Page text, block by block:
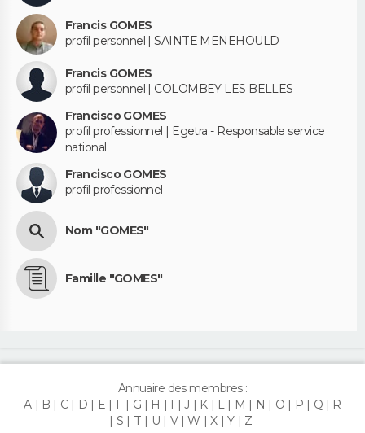
Francis GOMES
profil personnel | SAINTE MENEHOULD
Francis GOMES
profil personnel | COLOMBEY LES BELLES
Francisco GOMES
profil professionnel | Egetra - Responsable service
national
Francisco GOMES
profil professionnel
Nom "GOMES"
Famille "GOMES"
Annuaire des membres :
A
B C D E F G H J K L M N O P Q
R
S
T U V W X Y Z